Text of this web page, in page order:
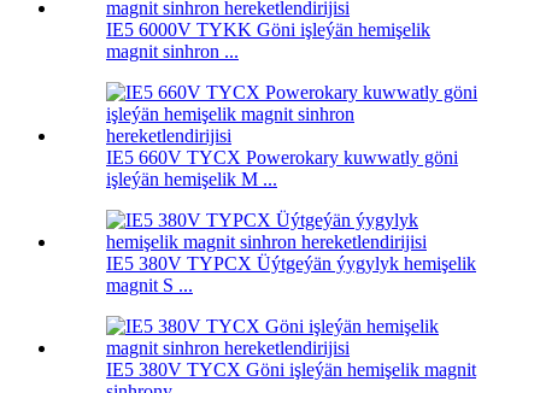
IE5 6000V TYKK Göni işleýän hemişelik
magnit sinhron ...
IE5 660V TYCX Powerokary kuwwatly göni
işleýän hemişelik M ...
IE5 380V TYPCX Üýtgeýän ýygylyk hemişelik
magnit S ...
IE5 380V TYCX Göni işleýän hemişelik magnit